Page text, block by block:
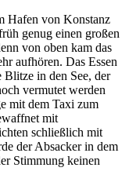
Hafen von Konstanz
genug einen großen
von oben kam das
aufhören. Das Essen
in den See, der
vermutet werden
mit dem Taxi zum
mit
schließlich mit
der Absacker in dem
Stimmung keinen